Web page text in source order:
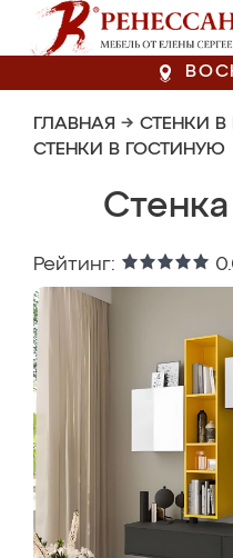
ГЛАВНАЯ → СТЕНКИ
СТЕНКИ В ГОСТИНУЮ
Рейтинг: